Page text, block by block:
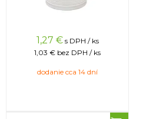
1,27 € s DPH / ks
1,03 € bez DPH / ks
dodanie cca 14 dní